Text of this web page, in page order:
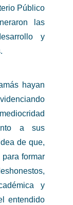
Público
las
y
hayan
a sus
de que,
formar
y
entendido